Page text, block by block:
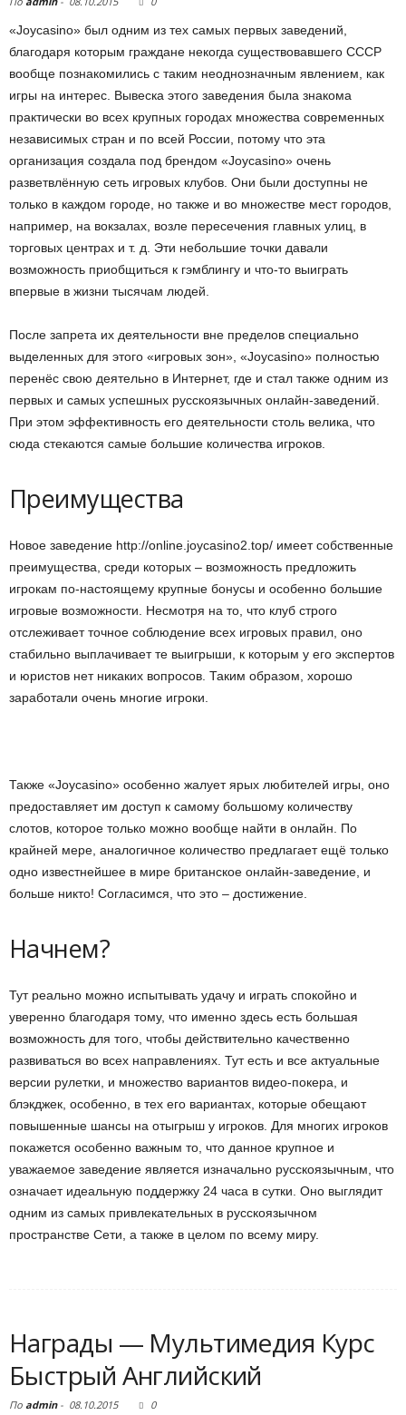
«Joycasino» был одним из тех самых первых заведений,
благодаря которым граждане некогда существовавшего СССР
вообще познакомились с таким неоднозначным явлением, как
игры на интерес. Вывеска этого заведения была знакома
практически во всех крупных городах множества современных
независимых стран и по всей России, потому что эта
организация создала под брендом «Joycasino» очень
разветвлённую сеть игровых клубов. Они были доступны не
только в каждом городе, но также и во множестве мест городов,
например, на вокзалах, возле пересечения главных улиц, в
торговых центрах и т. д. Эти небольшие точки давали
возможность приобщиться к гэмблингу и что-то выиграть
впервые в жизни тысячам людей.
После запрета их деятельности вне пределов специально
выделенных для этого «игровых зон», «Joycasino» полностью
перенёс свою деятельно в Интернет, где и стал также одним из
первых и самых успешных русскоязычных онлайн-заведений.
При этом эффективность его деятельности столь велика, что
сюда стекаются самые большие количества игроков.
Преимущества
Новое заведение http://online.joycasino2.top/ имеет собственные
преимущества, среди которых – возможность предложить
игрокам по-настоящему крупные бонусы и особенно большие
игровые возможности. Несмотря на то, что клуб строго
отслеживает точное соблюдение всех игровых правил, оно
стабильно выплачивает те выигрыши, к которым у его экспертов
и юристов нет никаких вопросов. Таким образом, хорошо
заработали очень многие игроки.
Также «Joycasino» особенно жалует ярых любителей игры, оно
предоставляет им доступ к самому большому количеству
слотов, которое только можно вообще найти в онлайн. По
крайней мере, аналогичное количество предлагает ещё только
одно известнейшее в мире британское онлайн-заведение, и
больше никто! Согласимся, что это – достижение.
Начнем?
Тут реально можно испытывать удачу и играть спокойно и
уверенно благодаря тому, что именно здесь есть большая
возможность для того, чтобы действительно качественно
развиваться во всех направлениях. Тут есть и все актуальные
версии рулетки, и множество вариантов видео-покера, и
блэкджек, особенно, в тех его вариантах, которые обещают
повышенные шансы на отыгрыш у игроков. Для многих игроков
покажется особенно важным то, что данное крупное и
уважаемое заведение является изначально русскоязычным, что
означает идеальную поддержку 24 часа в сутки. Оно выглядит
одним из самых привлекательных в русскоязычном
пространстве Сети, а также в целом по всему миру.
Награды — Мультимедия Курс
Быстрый Английский
По admin- 08.10.2015 0